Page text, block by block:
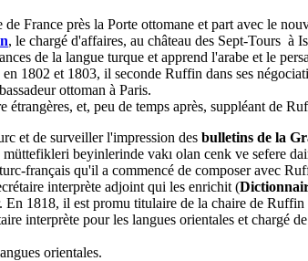
France près la Porte ottomane et part avec le
, le chargé d'affaires, au château des Sept-Tours à
de la langue turque et apprend l'arabe et le
1802 et 1803, il seconde Ruffin dans ses
ottoman à Paris.
et, peu de temps après, suppléant de
et de surveiller l'impression des bulletins de la
beyinlerinde vakı olan cenk ve sefere
français qu'il a commencé de composer avec
interprète adjoint qui les enrichit (
1818, il est promu titulaire de la chaire de Ruffin
interprète pour les langues orientales et chargé
orientales.